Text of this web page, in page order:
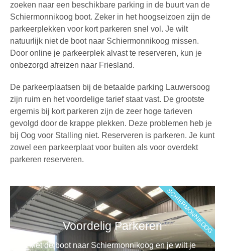
zoeken naar een beschikbare parking in de buurt van de
Schiermonnikoog boot. Zeker in het hoogseizoen zijn de
parkeerplekken voor kort parkeren snel vol. Je wilt
natuurlijk niet de boot naar Schiermonnikoog missen.
Door online je parkeerplek alvast te reserveren, kun je
onbezorgd afreizen naar Friesland.
De parkeerplaatsen bij de betaalde parking Lauwersoog
zijn ruim en het voordelige tarief staat vast. De grootste
ergernis bij kort parkeren zijn de zeer hoge tarieven
gevolgd door de krappe plekken. Deze problemen heb je
bij Oog voor Stalling niet. Reserveren is parkeren. Je kunt
zowel een parkeerplaat voor buiten als voor overdekt
parkeren reserveren.
Voordelig Parkeren
Met de boot naar Schiermonnikoog en je wilt je
SCHIERMONNIKOOG